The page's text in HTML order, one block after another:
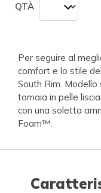
QTÀ
Per seguire al
comfort e lo stile
South Rim.
tomaia in pelle
con una soletta
Foam™.